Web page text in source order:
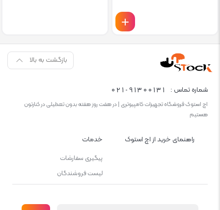
بازگشت به بالا
شماره تماس : 021-91300131
اچ استوک فروشگاه تجهیزات کامپیوتری | در هفت روز هفته بدون تعطیلی در کنارتون
هستیم
راهنمای خرید از اچ استوک خدمات
پیگیری سفارشات
لیست فروشندگان